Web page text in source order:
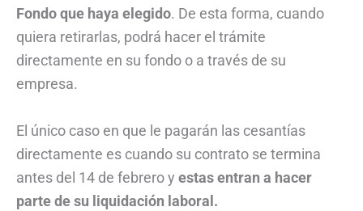
Fondo que haya elegido. De esta forma, cuando
quiera retirarlas, podrá hacer el trámite
directamente en su fondo o a través de su
empresa.
El único caso en que le pagarán las cesantías
directamente es cuando su contrato se termina
antes del 14 de febrero y estas entran a hacer
parte de su liquidación laboral.